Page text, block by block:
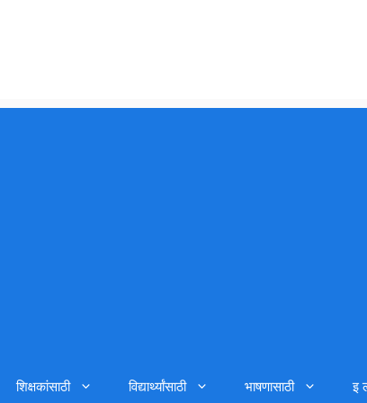
शिक्षकांसाठी विद्यार्थ्यांसाठी भाषणासाठी इ